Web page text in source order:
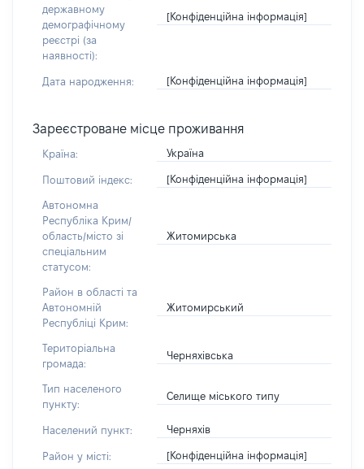
державному
демографічному
реєстрі (за
наявності):
[Конфіденційна інформація]
Дата народження: [Конфіденційна інформація]
Зареєстроване місце проживання
Країна: Україна
Поштовий індекс: [Конфіденційна інформація]
Автономна
Республіка Крим/
область/місто зі
спеціальним
статусом:
Житомирська
Район в області та
Автономній
Республіці Крим:
Житомирський
Територіальна
громада:
Черняхівська
Тип населеного
пункту:
Селище міського типу
Населений пункт: Черняхів
Район у місті: [Конфіденційна інформація]